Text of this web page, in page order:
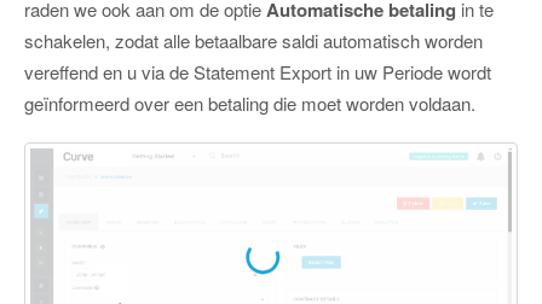
raden we ook aan om de optieAutomatische betaling in te
schakelen, zodat alle betaalbare saldi automatisch worden
vereffend en u via de Statement Export in uw Periode wordt
geïnformeerd over een betaling die moet worden voldaan.